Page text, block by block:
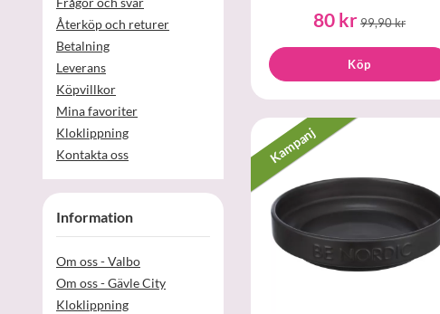
Återköp och returer
Betalning
Leverans
Köpvillkor
Mina favoriter
Kloklippning
Kontakta oss
Information
Om oss - Valbo
Om oss - Gävle City
Kloklippning
80 kr99,90 kr
Köp
Kampanj